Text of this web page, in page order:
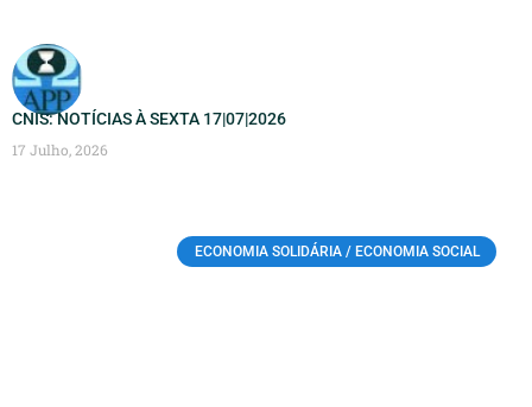
CNIS: NOTÍCIAS À SEXTA 17|07|2026
17 Julho, 2026
ECONOMIA SOLIDÁRIA / ECONOMIA SOCIAL